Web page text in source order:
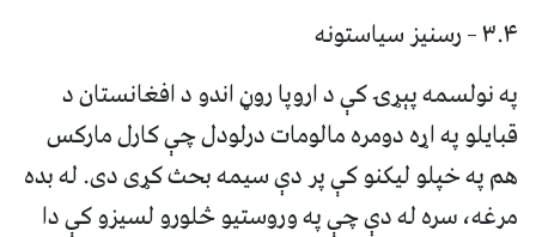
۳.۴ – رسنیز سیاستونه
په نولسمه پېړۍ کې د اروپا روڼ اندو د افغانستان د
قبایلو په اړه دومره مالومات درلودل چې کارل مارکس
هم په خپلو لیکنو کې پر دې سیمه بحث کړی دی. له بده
مرغه، سره له دې چې په وروستیو څلورو لسیزو کې دا